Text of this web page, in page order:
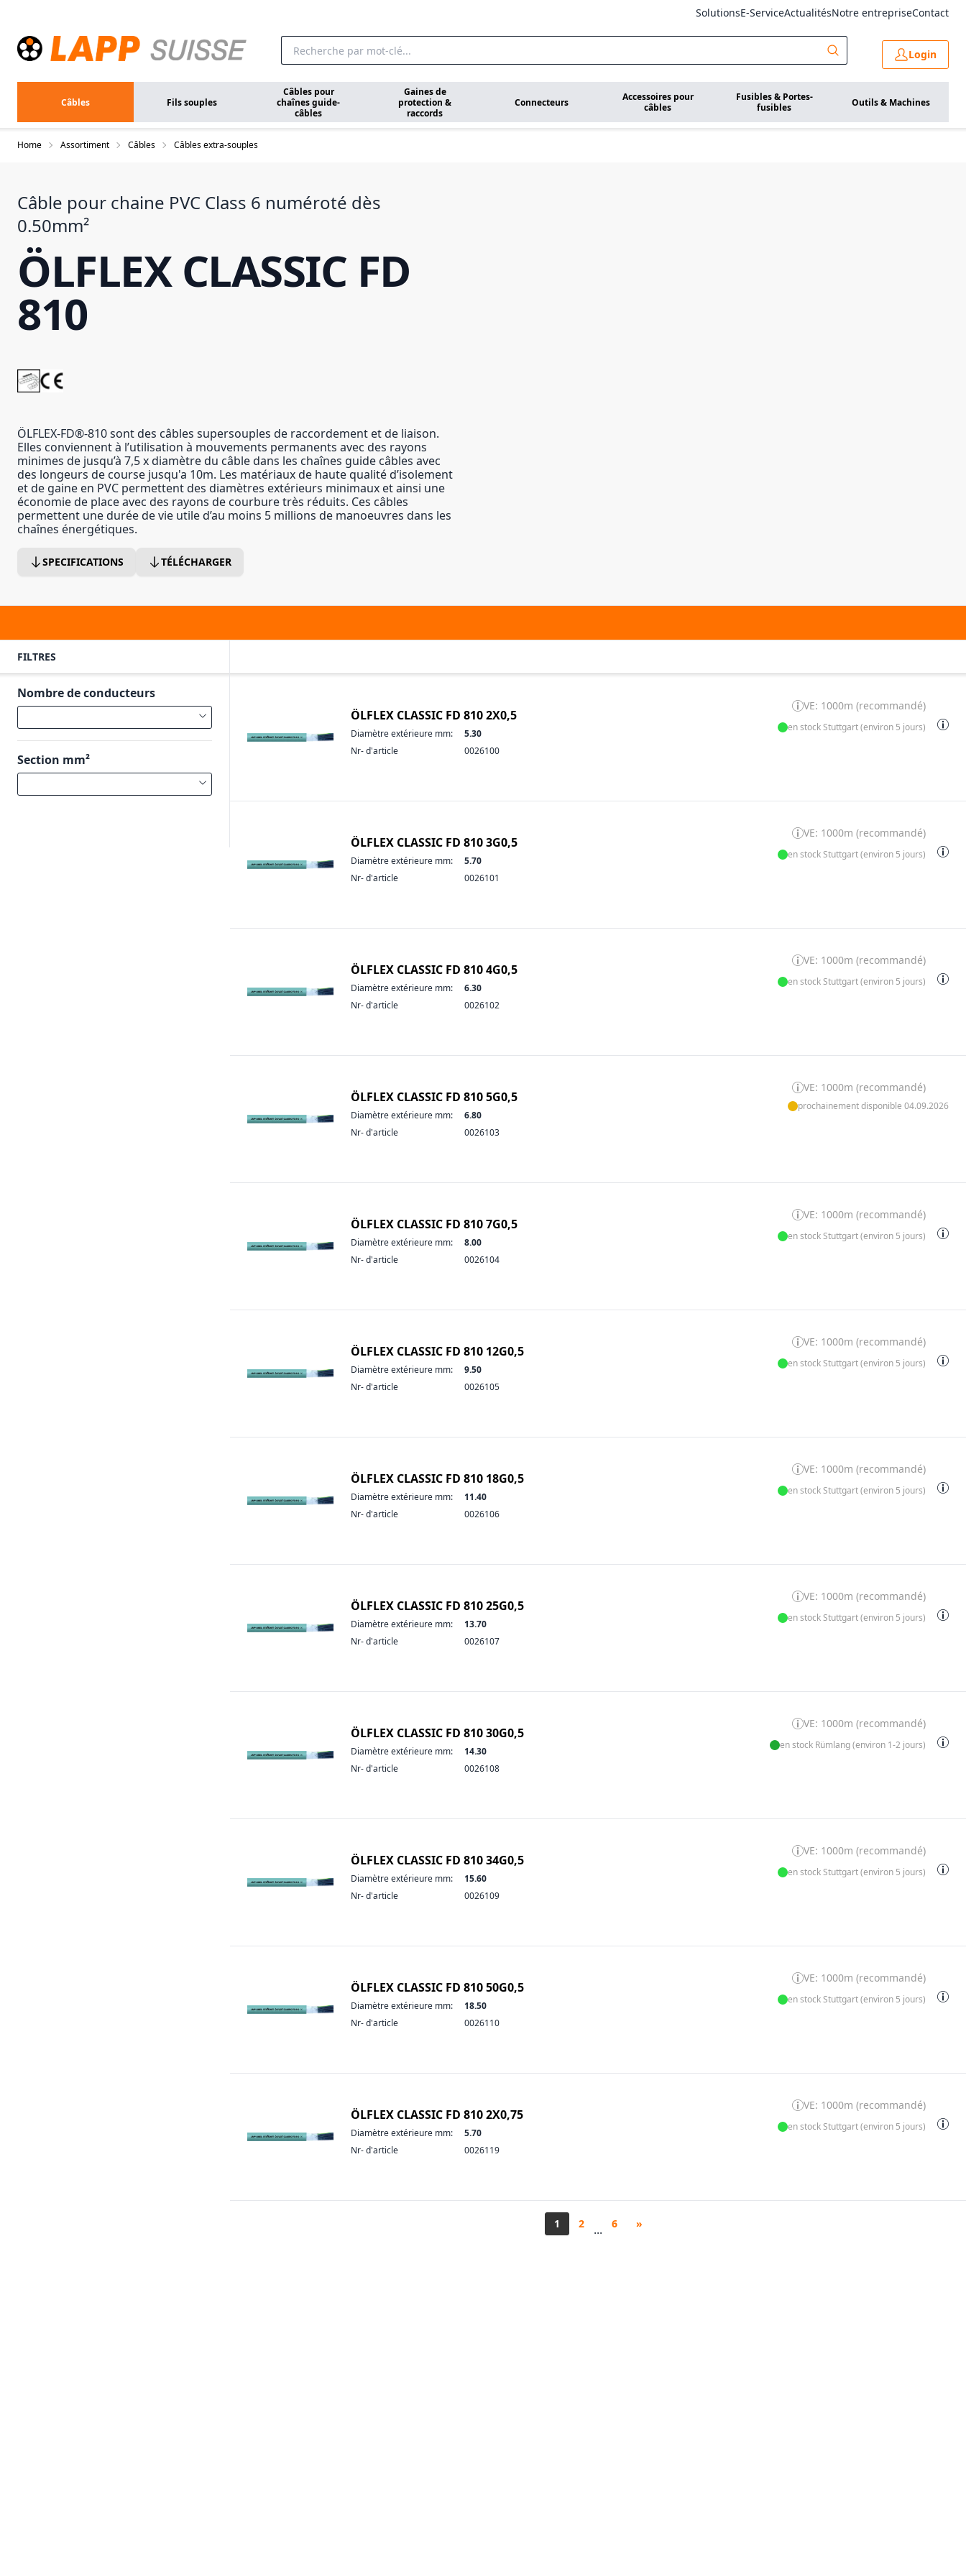
SolutionsE-ServiceActualitésNotre entrepriseContact
Login
Câbles Fils souples
Câbles pour
chaînes guide-
câbles
Gaines de
protection &
raccords
Connecteurs
Accessoires pour
câbles
Fusibles & Portes-
fusibles
Outils & Machines
Home Assortiment Câbles Câbles extra-souples
Câble pour chaine PVC Class 6 numéroté dès
0.50mm²
ÖLFLEX CLASSIC FD
810
ÖLFLEX-FD®-810 sont des câbles supersouples de raccordement et de liaison.
Elles conviennent à l’utilisation à mouvements permanents avec des rayons
minimes de jusqu’à 7,5 x diamètre du câble dans les chaînes guide câbles avec
des longeurs de course jusqu'a 10m. Les matériaux de haute qualité d’isolement
et de gaine en PVC permettent des diamètres extérieurs minimaux et ainsi une
économie de place avec des rayons de courbure très réduits. Ces câbles
permettent une durée de vie utile d’au moins 5 millions de manoeuvres dans les
chaînes énergétiques.
SPECIFICATIONS TÉLÉCHARGER
ÖLFLEX CLASSIC FD 810 2X0,5
Diamètre extérieure mm:
5.30
Nr- d'article
0026100
VE: 1000m (recommandé)
en stock Stuttgart (environ 5 jours)
ÖLFLEX CLASSIC FD 810 3G0,5
Diamètre extérieure mm:
5.70
Nr- d'article
0026101
VE: 1000m (recommandé)
en stock Stuttgart (environ 5 jours)
ÖLFLEX CLASSIC FD 810 4G0,5
Diamètre extérieure mm:
6.30
Nr- d'article
0026102
VE: 1000m (recommandé)
en stock Stuttgart (environ 5 jours)
ÖLFLEX CLASSIC FD 810 5G0,5
Diamètre extérieure mm:
6.80
Nr- d'article
0026103
VE: 1000m (recommandé)
prochainement disponible 04.09.2026
ÖLFLEX CLASSIC FD 810 7G0,5
Diamètre extérieure mm:
8.00
Nr- d'article
0026104
VE: 1000m (recommandé)
en stock Stuttgart (environ 5 jours)
ÖLFLEX CLASSIC FD 810 12G0,5
Diamètre extérieure mm:
9.50
Nr- d'article
0026105
VE: 1000m (recommandé)
en stock Stuttgart (environ 5 jours)
ÖLFLEX CLASSIC FD 810 18G0,5
Diamètre extérieure mm:
11.40
Nr- d'article
0026106
VE: 1000m (recommandé)
en stock Stuttgart (environ 5 jours)
ÖLFLEX CLASSIC FD 810 25G0,5
Diamètre extérieure mm:
13.70
Nr- d'article
0026107
VE: 1000m (recommandé)
en stock Stuttgart (environ 5 jours)
ÖLFLEX CLASSIC FD 810 30G0,5
Diamètre extérieure mm:
14.30
Nr- d'article
0026108
VE: 1000m (recommandé)
en stock Rümlang (environ 1-2 jours)
ÖLFLEX CLASSIC FD 810 34G0,5
Diamètre extérieure mm:
15.60
Nr- d'article
0026109
VE: 1000m (recommandé)
en stock Stuttgart (environ 5 jours)
ÖLFLEX CLASSIC FD 810 50G0,5
Diamètre extérieure mm:
18.50
Nr- d'article
0026110
VE: 1000m (recommandé)
en stock Stuttgart (environ 5 jours)
ÖLFLEX CLASSIC FD 810 2X0,75
Diamètre extérieure mm:
5.70
Nr- d'article
0026119
VE: 1000m (recommandé)
en stock Stuttgart (environ 5 jours)
1 2 ... 6 »
FILTRES
Nombre de conducteurs
Section mm²